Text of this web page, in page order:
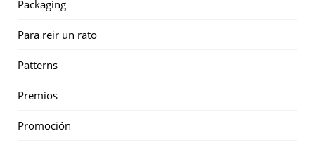
Packaging
Para reir un rato
Patterns
Premios
Promoción